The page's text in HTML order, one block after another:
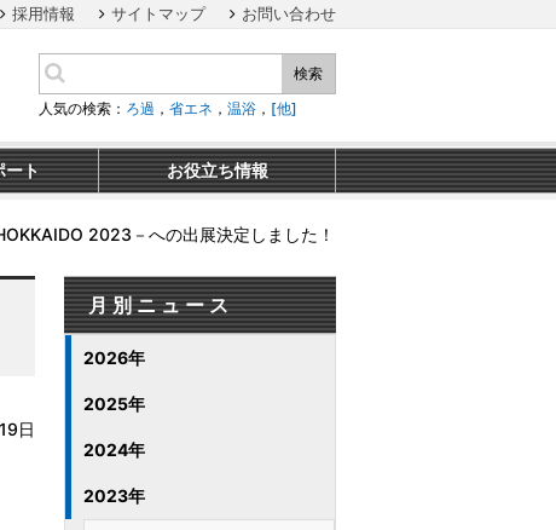
採用情報 サイトマップ お問い合わせ
検索
人気の検索： ろ過 ， 省エネ ， 温浴 ， [他]
ート お役立ち情報
2023－への出展決定しました！
日
月別ニュース
2026年
2025年
2024年
2023年